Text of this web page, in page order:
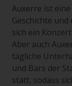
Auxerre ist
Geschichte
sich ein
Aber auch
tägliche
und Bars der
statt, sodass